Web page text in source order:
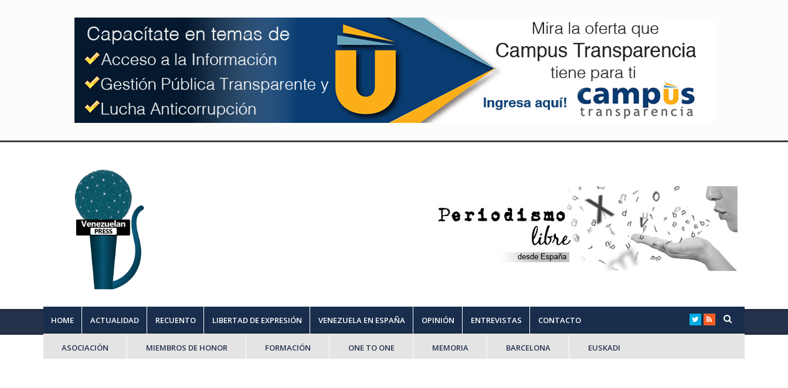
HOME ACTUALIDAD RECUENTO LIBERTAD DE EXPRESIÓN VENEZUELA EN ESPAÑA OPINIÓN ENTREVISTAS CONTACTO
ASOCIACIÓN MIEMBROS DE HONOR FORMACIÓN ONE TO ONE MEMORIA BARCELONA EUSKADI